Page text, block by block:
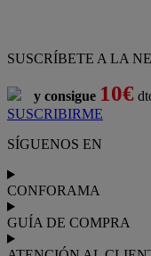
SUSCRÍBETE A LA
y consigue 10€
SUSCRIBIRME
SÍGUENOS EN
CONFORAMA
GUÍA DE COMPRA